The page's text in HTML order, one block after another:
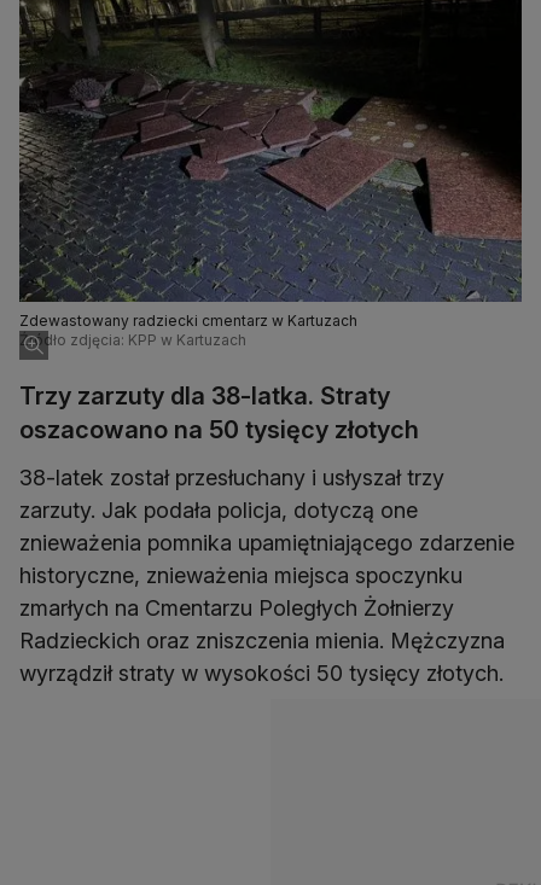
Zdewastowany radziecki cmentarz w Kartuzach
Źródło zdjęcia: KPP w Kartuzach
Trzy zarzuty dla 38-latka. Straty
oszacowano na 50 tysięcy złotych
38-latek został przesłuchany i usłyszał trzy
zarzuty. Jak podała policja, dotyczą one
znieważenia pomnika upamiętniającego zdarzenie
historyczne, znieważenia miejsca spoczynku
zmarłych na Cmentarzu Poległych Żołnierzy
Radzieckich oraz zniszczenia mienia. Mężczyzna
wyrządził straty w wysokości 50 tysięcy złotych.